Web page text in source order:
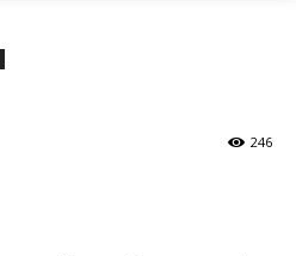
246